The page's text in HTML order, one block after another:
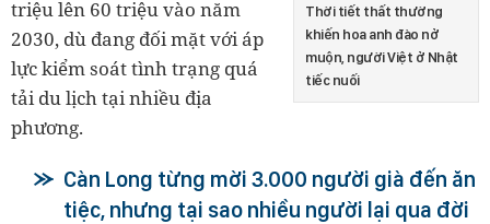
Thời tiết thất thường
khiến hoa anh đào nở
muộn, người Việt ở Nhật
tiếc nuối
triệu lên 60 triệu vào năm
2030, dù đang đối mặt với áp
lực kiểm soát tình trạng quá
tải du lịch tại nhiều địa
phương.
Càn Long từng mời 3.000 người già đến ăn
tiệc, nhưng tại sao nhiều người lại qua đời